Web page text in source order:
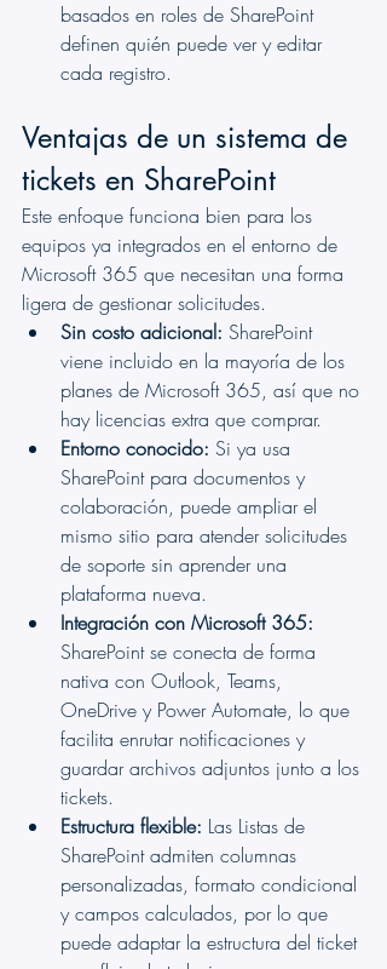
basados en roles de SharePoint
definen quién puede ver y editar
cada registro.
Ventajas de un sistema de
tickets en SharePoint
Este enfoque funciona bien para los
equipos ya integrados en el entorno de
Microsoft 365 que necesitan una forma
ligera de gestionar solicitudes.
Sin costo adicional: SharePoint
viene incluido en la mayoría de los
planes de Microsoft 365, así que no
hay licencias extra que comprar.
Entorno conocido: Si ya usa
SharePoint para documentos y
colaboración, puede ampliar el
mismo sitio para atender solicitudes
de soporte sin aprender una
plataforma nueva.
Integración con Microsoft 365:
SharePoint se conecta de forma
nativa con Outlook, Teams,
OneDrive y Power Automate, lo que
facilita enrutar notificaciones y
guardar archivos adjuntos junto a los
tickets.
Estructura flexible: Las Listas de
SharePoint admiten columnas
personalizadas, formato condicional
y campos calculados, por lo que
puede adaptar la estructura del ticket